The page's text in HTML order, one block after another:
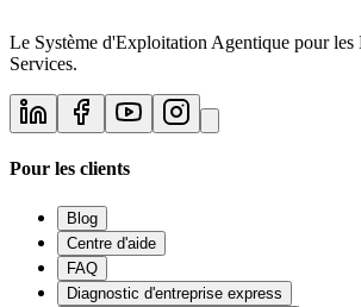
Le Système d'Exploitation Agentique pour les
Services.
Pour les clients
Blog
Centre d'aide
FAQ
Diagnostic d'entreprise express